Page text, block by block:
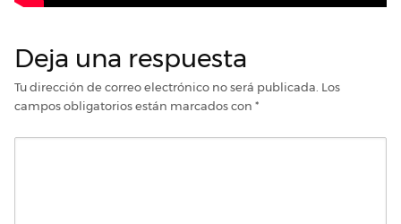
Deja una respuesta
Tu dirección de correo electrónico no será publicada. Los
campos obligatorios están marcados con *